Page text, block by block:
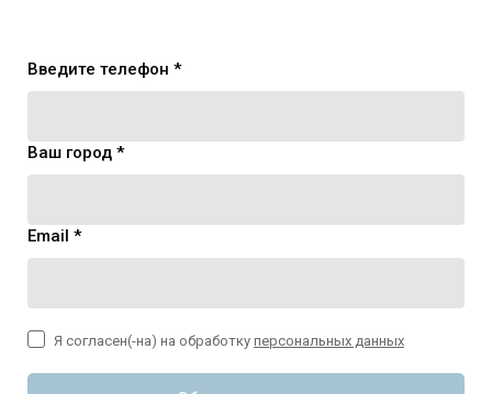
Введите телефон *
Ваш город *
Email *
Я согласен(-на) на обработку персональных данных